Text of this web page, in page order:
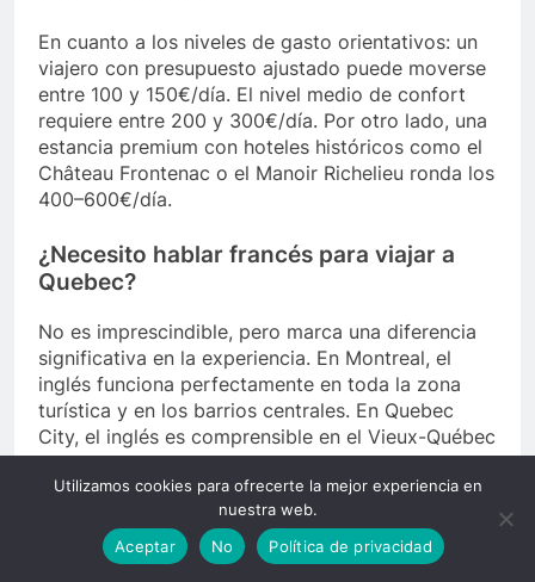
En cuanto a los niveles de gasto orientativos: un
viajero con presupuesto ajustado puede moverse
entre 100 y 150€/día. El nivel medio de confort
requiere entre 200 y 300€/día. Por otro lado, una
estancia premium con hoteles históricos como el
Château Frontenac o el Manoir Richelieu ronda los
400–600€/día.
¿Necesito hablar francés para viajar a
Quebec?
No es imprescindible, pero marca una diferencia
significativa en la experiencia. En Montreal, el
inglés funciona perfectamente en toda la zona
turística y en los barrios centrales. En Quebec
City, el inglés es comprensible en el Vieux-Québec
aunque los locales agradecen cualquier intento de
francés básico. Sin embargo, fuera de las zonas
turísticas — en Charlevoix, Tadoussac, las
Laurentides — el inglés es muy limitado. Por ello,
aprender unas frases básicas en francés (bonjour,
Utilizamos cookies para ofrecerte la mejor experiencia en
nuestra web.
Aceptar
No Política de privacidad